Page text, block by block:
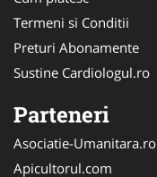
Termeni si Conditii
Preturi Abonamente
Sustine Cardiologul.ro
Parteneri
Asociatie-Umanitara.ro
Apicultorul.com